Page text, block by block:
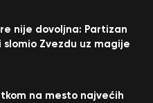
nije dovoljna: Partizan
slomio Zvezdu uz magije
na mesto najvećih